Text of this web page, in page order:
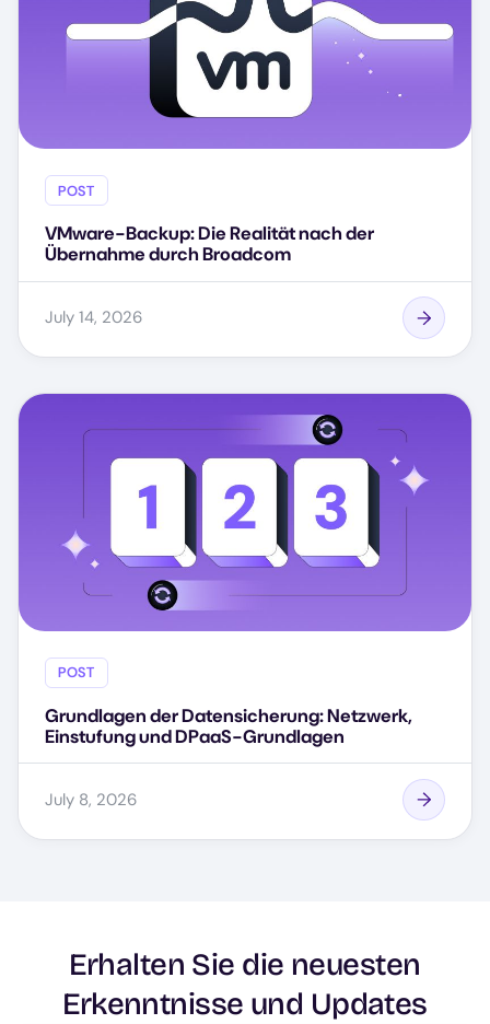
POST
VMware-Backup: Die Realität nach der
Übernahme durch Broadcom
July 14, 2026
POST
Grundlagen der Datensicherung: Netzwerk,
Einstufung und DPaaS-Grundlagen
July 8, 2026
Erhalten Sie die neuesten
Erkenntnisse und Updates